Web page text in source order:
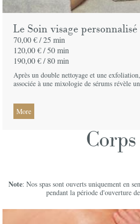
Le Soin visage personnalisé
70,00 € /25 min
120,00 € /50 min
190,00 € /80 min
Après un double nettoyage et une
associée à une mixologie de sérums révèle
More
Corps
Note: Nos spas sont ouverts uniquement en
pendant la période d'ouverture